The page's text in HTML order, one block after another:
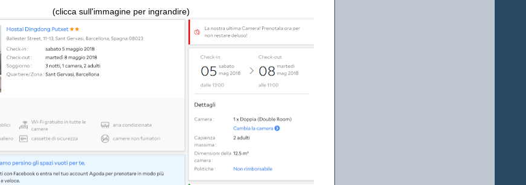
(clicca sull'immagine per ingrandire)